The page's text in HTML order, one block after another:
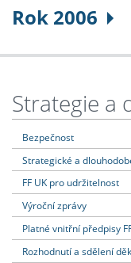
Rok 2006
Strategie a
Bezpečnost
Strategické a
FF UK pro udržitelnost
Výroční zprávy
Platné vnitřní předpisy
Rozhodnutí a sdělení